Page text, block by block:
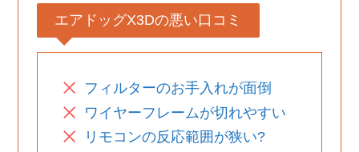
エアドッグX3Dの悪い口コミ
フィルターのお手入れが面倒
ワイヤーフレームが切れやすい
リモコンの反応範囲が狭い?